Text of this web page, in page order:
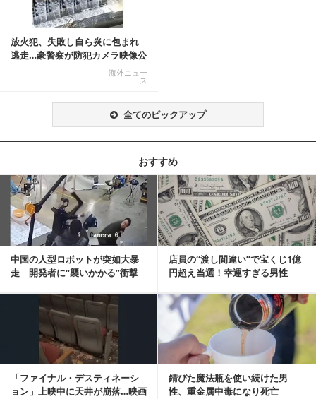
放火犯、失敗し自ら炎に包まれ
逃走…豪警察が防犯カメラ映像公
海外ニュー
ス
全てのピックアップ
おすすめ
中国の人型ロボットが突如大暴
走 開発者に“襲いかかる”衝撃
店員の“渡し間違い”で宝くじ1億
円超え当選！幸運すぎる男性
記事を読む
「ファイナル・デスティネーシ
ョン」上映中に天井が崩落…映画
錆びた魔法瓶を使い続けた男
性、重金属中毒になり死亡
記事を読む